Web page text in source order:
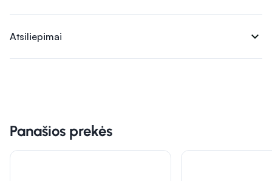
Atsiliepimai expand_more
Panašios prekės